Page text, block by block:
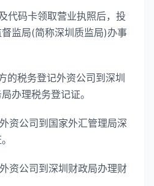
码卡领取营业执照后，投
监局(简称深圳质监局)办事
税务登记外资公司到深圳
办理税务登记证。
公司到国家外汇管理局深
公司到深圳财政局办理财